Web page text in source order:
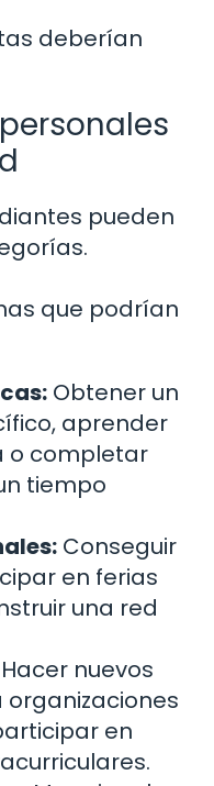
deberían
pueden
que podrían
Obtener un
aprender
o completar
tiempo
Conseguir
en ferias
una red
Hacer nuevos
organizaciones
en